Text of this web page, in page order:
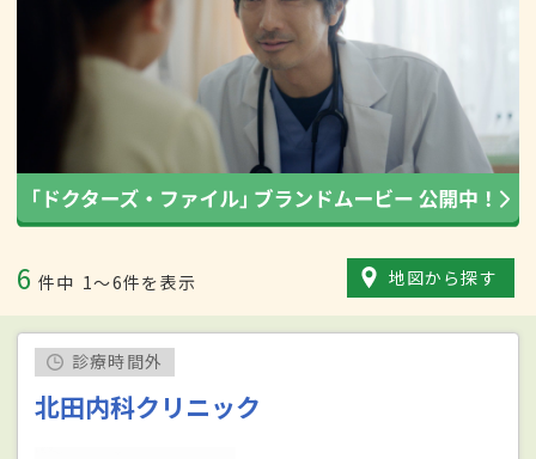
6 件中 1〜6件を表示 地図から探す
診療時間外
北田内科クリニック